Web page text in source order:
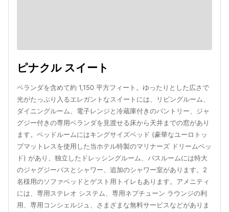
ピナクル スイート
ベランダを含めて約 1,150 平方フィート。ゆったりとした広さで
光がたっぷり入るエレガントなスイートには、リビングルーム、
ダイニングルーム、電子レンジと冷蔵庫付きのパントリー、ジャ
グジー付きの専用ベランダを見渡せる床から天井までの窓があり
ます。ベッドルームにはキングサイズベッド (豪華なユーロトッ
プマットレスを使用した当ホテル特製のマリナーズ ドリームベッ
ド) があり、独立したドレッシングルーム、バスルームには特大
のジャグジーバスとシャワー、追加のシャワー室があります。2
名様用のソファベッドとゲスト用トイレもあります。アメニティ
には、専用ステレオ システム、専用ネプチューン ラウンジの利
用、専用コンシェルジュ、さまざまな無料サービスなどがありま